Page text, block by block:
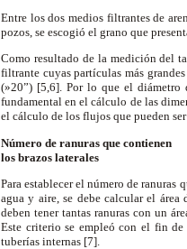
Entre los dos medios filtrantes de
pozos, se escogió el grano que
Como resultado de la medición del
filtrante cuyas partículas más
(»20”) [5,6]. Por lo que el
fundamental en el cálculo de las
el cálculo de los flujos que pueden
Número de ranuras que contienen
los brazos laterales
Para establecer el número de ranuras
agua y aire, se debe calcular el
deben tener tantas ranuras con un
Este criterio se empleó con el fin
tuberías internas [7].